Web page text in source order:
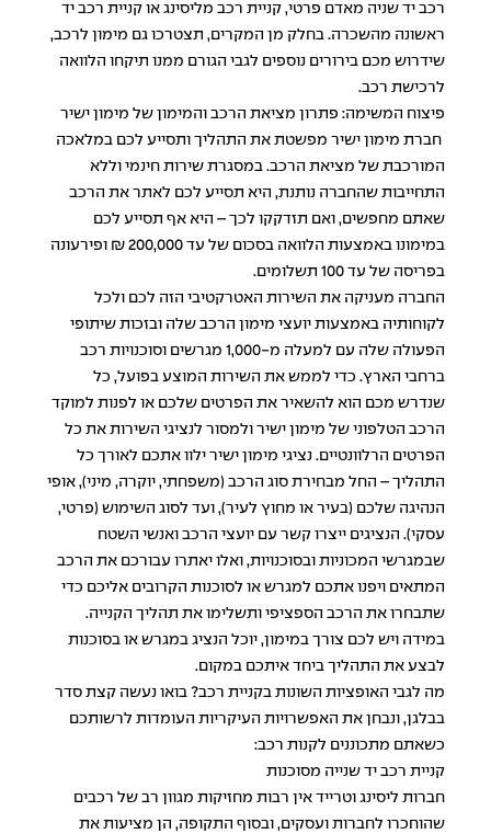
רכב יד שניה מאדם פרטי, קניית רכב מליסינג או קניית רכב יד
ראשונה מהשכרה. בחלק מן המקרים, תצטרכו גם מימון לרכב,
שידרוש מכם בירורים נוספים לגבי הגורם ממנו תיקחו הלוואה
לרכישת רכב.
פיצוח המשימה: פתרון מציאת הרכב והמימון של מימון ישיר
חברת מימון ישיר מפשטת את התהליך ותסייע לכם במלאכה
המורכבת של מציאת הרכב. במסגרת שירות חינמי וללא
התחייבות שהחברה נותנת, היא תסייע לכם לאתר את הרכב
שאתם מחפשים, ואם תזדקקו לכך – היא אף תסייע לכם
במימונו באמצעות הלוואה בסכום של עד 200,000 ₪ ופירעונה
בפריסה של עד 100 תשלומים.
החברה מעניקה את השירות האטרקטיבי הזה לכם ולכל
לקוחותיה באמצעות יועצי מימון הרכב שלה ובזכות שיתופי
הפעולה שלה עם למעלה מ-1,000 מגרשים וסוכנויות רכב
ברחבי הארץ. כדי לממש את השירות המוצע בפועל, כל
שנדרש מכם הוא להשאיר את הפרטים שלכם או לפנות למוקד
הרכב הטלפוני של מימון ישיר ולמסור לנציגי השירות את כל
הפרטים הרלוונטיים. נציגי מימון ישיר ילוו אתכם לאורך כל
התהליך – החל מבחירת סוג הרכב (משפחתי, יוקרה, מיני), אופי
הנהיגה שלכם (בעיר או מחוץ לעיר), ועד לסוג השימוש (פרטי,
עסקי). הנציגים ייצרו קשר עם יועצי הרכב ואנשי השטח
שבמגרשי המכוניות ובסוכנויות, ואלו יאתרו עבורכם את הרכב
המתאים ויפנו אתכם למגרש או לסוכנות הקרובים אליכם כדי
שתבחרו את הרכב הספציפי ותשלימו את תהליך הקנייה.
במידה ויש לכם צורך במימון, יוכל הנציג במגרש או בסוכנות
לבצע את התהליך ביחד איתכם במקום.
מה לגבי האופציות השונות בקניית רכב? בואו נעשה קצת סדר
בבלגן, ונבחן את האפשרויות העיקריות העומדות לרשותכם
כשאתם מתכוננים לקנות רכב:
קניית רכב יד שנייה מסוכנות
חברות ליסינג וטרייד אין רבות מחזיקות מגוון רב של רכבים
שהוחכרו לחברות ועסקים, ובסוף התקופה, הן מציעות את